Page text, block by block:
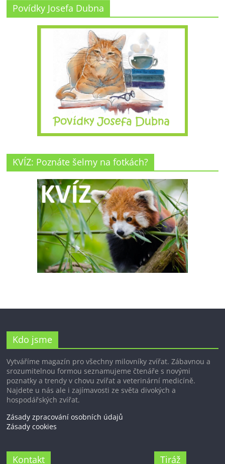
Povídky Josefa Dubna
KVÍZ: Poznáte šelmy na fotkách?
Kdo jsme
Vytváříme magazín pro všechny milovníky zvířat. Zábavnou a
srozumitelnou formou seznamujeme čtenáře s novými
poznatky a trendy v chovu zvířat a veterinární medicíně.
Najdete u nás ale i zajímavosti ze světa divokých a
hospodářských zvířat.
Zásady zpracování osobních údajů
Zásady cookies
Kontakt Tiráž